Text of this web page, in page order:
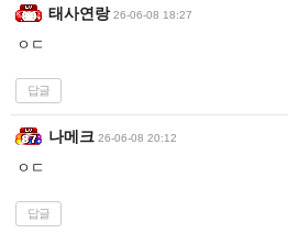
태사연랑 26-06-08 18:27
ㅇㄷ
답글
나메크 26-06-08 20:12
ㅇㄷ
답글